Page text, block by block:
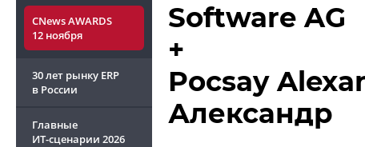
CNews AWARDS
12 ноября
30 лет рынку ERP
в России
Главные
ИТ-сценарии 2026
Software AG
+
Pocsay
Александр